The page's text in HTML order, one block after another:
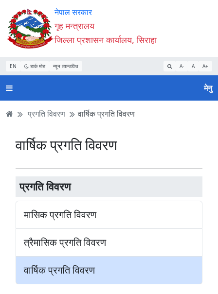
Accessibility
Mode
सुरु
गर्नुहोस्
सामाग्री
पढ्नुहाेस्
नेभिगेसन
पढ्नुहाेस्
वेबसाइट
खोजमा
जानुहोस्
नेपाल सरकार
गृह मन्त्रालय
जिल्ला प्रशासन कार्यालय, सिराहा
EN डार्क मोड न्यून व्यान्डविथ A- A A+
मेनु
प्रगति विवरण वार्षिक प्रगति विवरण
प्रगति विवरण
मासिक प्रगति विवरण
त्रैमासिक प्रगति विवरण
वार्षिक प्रगति विवरण
वार्षिक प्रगति विवरण